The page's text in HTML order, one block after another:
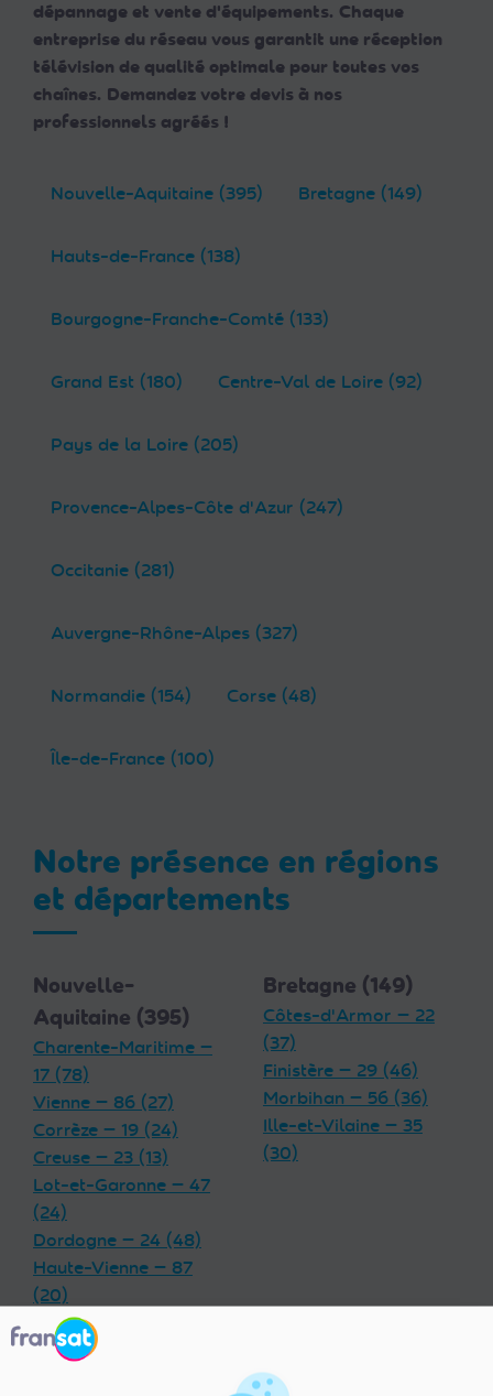
dépannage et vente d'équipements. Chaque
entreprise du réseau vous garantit une réception
télévision de qualité optimale pour toutes vos
chaînes. Demandez votre devis à nos
professionnels agréés !
Nouvelle-Aquitaine (395) Bretagne (149)
Hauts-de-France (138)
Bourgogne-Franche-Comté (133)
Grand Est (180) Centre-Val de Loire (92)
Pays de la Loire (205)
Provence-Alpes-Côte d'Azur (247)
Occitanie (281)
Auvergne-Rhône-Alpes (327)
Normandie (154) Corse (48)
Île-de-France (100)
Notre présence en régions
et départements
Nouvelle-
Aquitaine (395)
Charente-Maritime —
17 (78)
Vienne — 86 (27)
Corrèze — 19 (24)
Creuse — 23 (13)
Lot-et-Garonne — 47
(24)
Dordogne — 24 (48)
Haute-Vienne — 87
(20)
Charente — 16 (32)
Landes — 40 (33)
Bretagne (149)
Côtes-d'Armor — 22
(37)
Finistère — 29 (46)
Morbihan — 56 (36)
Ille-et-Vilaine — 35
(30)